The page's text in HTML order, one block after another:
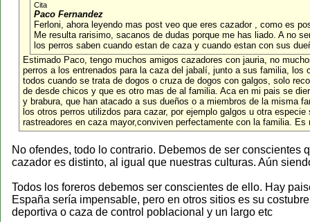
Cita
Paco Fernandez
Ferloni, ahora leyendo mas post veo que eres cazador , como es
Me resulta rarisimo, sacanos de dudas porque me has liado. A no
los perros saben cuando estan de caza y cuando estan con sus
Estimado Paco, tengo muchos amigos cazadores con jauria, no
perros a los entrenados para la caza del jabalí, junto a sus familia,
todos cuando se trata de dogos o cruza de dogos con galgos, solo
de desde chicos y que es otro mas de al familia. Aca en mi pais se
y brabura, que han atacado a sus dueños o a miembros de la misma
los otros perros utilizdos para cazar, por ejemplo galgos u otra
rastreadores en caza mayor,conviven perfectamente con la familia.
No ofendes, todo lo contrario. Debemos de ser
cazador es distinto, al igual que nuestras culturas. Aún
Todos los foreros debemos ser conscientes de ello. Hay
España sería impensable, pero en otros sitios es su
deportiva o caza de control poblacional y un largo etc